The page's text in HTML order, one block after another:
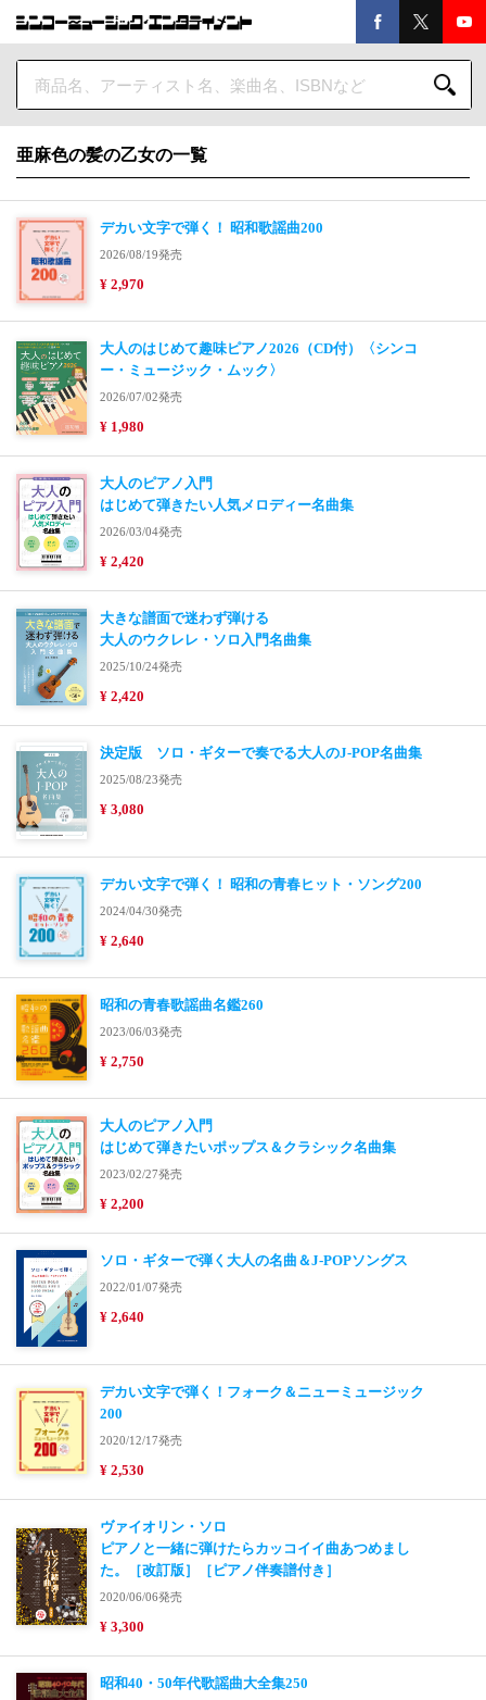
亜麻色の髪の乙女の一覧
デカい文字で弾く！ 昭和歌謡曲200
2026/08/19発売
¥ 2,970
大人のはじめて趣味ピアノ2026（CD付）〈シンコ
ー・ミュージック・ムック〉
2026/07/02発売
¥ 1,980
大人のピアノ入門
はじめて弾きたい人気メロディー名曲集
2026/03/04発売
¥ 2,420
大きな譜面で迷わず弾ける
大人のウクレレ・ソロ入門名曲集
2025/10/24発売
¥ 2,420
決定版 ソロ・ギターで奏でる大人のJ-POP名曲集
2025/08/23発売
¥ 3,080
デカい文字で弾く！ 昭和の青春ヒット・ソング200
2024/04/30発売
¥ 2,640
昭和の青春歌謡曲名鑑260
2023/06/03発売
¥ 2,750
大人のピアノ入門
はじめて弾きたいポップス＆クラシック名曲集
2023/02/27発売
¥ 2,200
ソロ・ギターで弾く大人の名曲＆J-POPソングス
2022/01/07発売
¥ 2,640
デカい文字で弾く！フォーク＆ニューミュージック
200
2020/12/17発売
¥ 2,530
ヴァイオリン・ソロ
ピアノと一緒に弾けたらカッコイイ曲あつめまし
た。［改訂版］［ピアノ伴奏譜付き］
2020/06/06発売
¥ 3,300
昭和40・50年代歌謡曲大全集250